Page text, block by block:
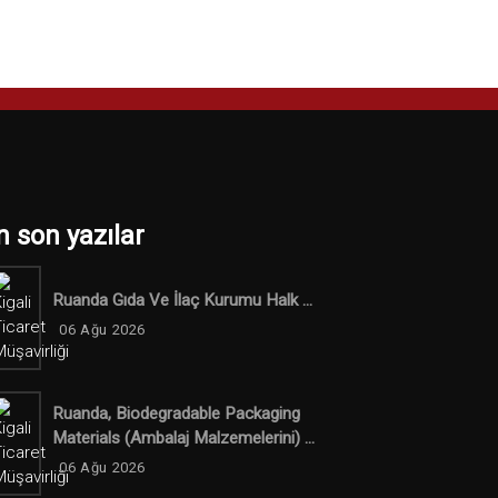
son yazılar
Ruanda Gıda Ve İlaç Kurumu Halk ...
06 Ağu 2026
Ruanda, Biodegradable Packaging
Materials (ambalaj Malzemelerini) ...
06 Ağu 2026